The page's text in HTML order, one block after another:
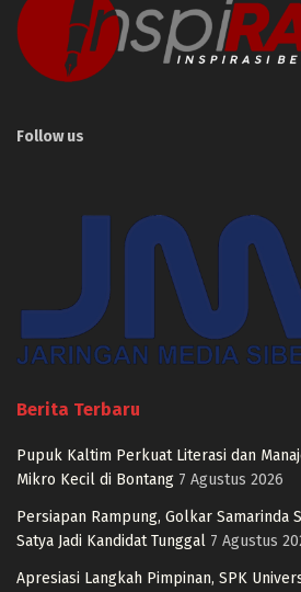
Follow us
Berita Terbaru
Pupuk Kaltim Perkuat Literasi dan
Mikro Kecil di Bontang 7 Agustus 2026
Persiapan Rampung, Golkar Samarinda
Satya Jadi Kandidat Tunggal 7 Agustus
Apresiasi Langkah Pimpinan, SPK